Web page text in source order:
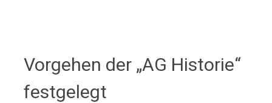
Vorgehen der „AG Historie“
festgelegt